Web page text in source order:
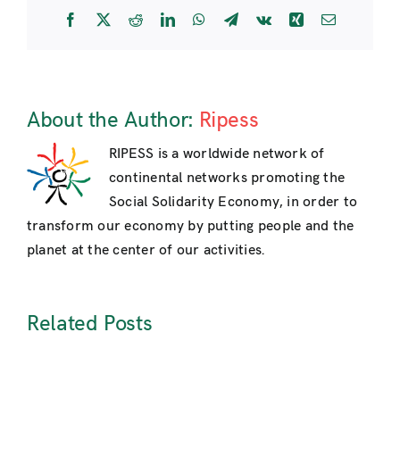
Facebook
X RedditLinkedInWhatsApp
Telegram
Vk Xing Email
About the Author: Ripess
RIPESS is a worldwide network of
continental networks promoting the
Social Solidarity Economy, in order to
transform our economy by putting people and the
planet at the center of our activities.
Related Posts